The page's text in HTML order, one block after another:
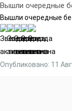
Вышли очередные
Вышли очередные
Опубликовано: 11